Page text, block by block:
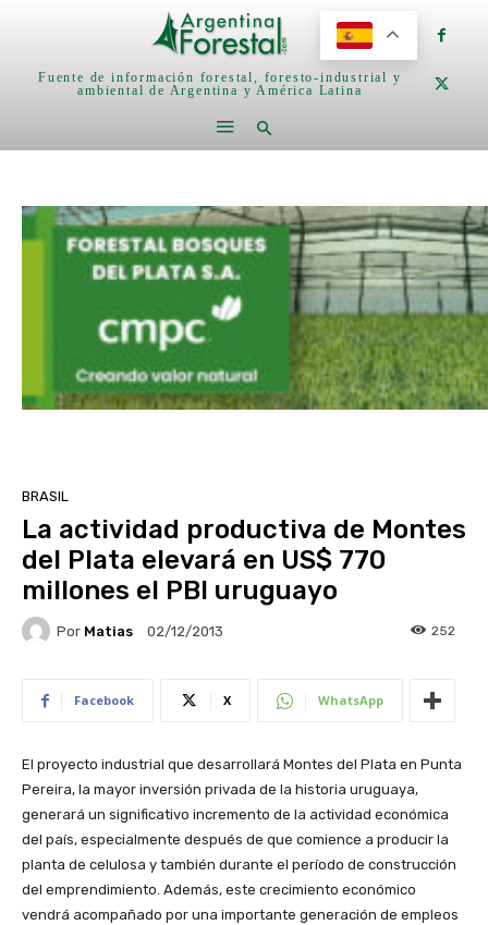
Fuente de información forestal, foresto-industrial y
ambiental de Argentina y América Latina
BRASIL
La actividad productiva de Montes
del Plata elevará en US$ 770
millones el PBI uruguayo
Por Matias 02/12/2013 252
Facebook X WhatsApp
El proyecto industrial que desarrollará Montes del Plata en Punta
Pereira, la mayor inversión privada de la historia uruguaya,
generará un significativo incremento de la actividad económica
del país, especialmente después de que comience a producir la
planta de celulosa y también durante el período de construcción
del emprendimiento. Además, este crecimiento económico
vendrá acompañado por una importante generación de empleos